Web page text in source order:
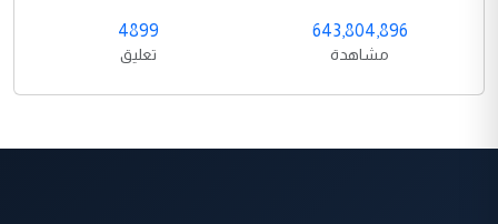
643,804,896
مشاهدة
4899
تعليق